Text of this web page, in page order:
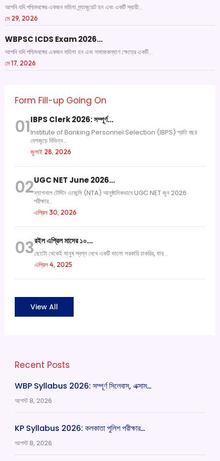
আপনি যদি পশ্চিমবঙ্গের একজন মহিলা গ্র্যাজুয়েট হন এবং একটি স্থায়ী...
মে 29, 2026
WBPSC ICDS Exam 2026…
আপনি যদি পশ্চিমবঙ্গের একজন মহিলা হন এবং সমাজকল্যাণ ক্ষেত্রে একটি...
মে 17, 2026
Form Fill-up Going On
01IBPS Clerk 2026: সম্পূর্ণ…
Institute of Banking Personnel Selection (IBPS) প্রতি বছর
দেশজুড়ে বিভিন্ন...
জুলাই 28, 2026
02UGC NET June 2026…
ন্যাশনাল টেস্টিং এজেন্সি (NTA) আনুষ্ঠানিকভাবে UGC NET জুন 2026
পরীক্ষার...
এপ্রিল 30, 2026
03রইল এপ্রিল মাসের ১০…
ছোটো থেকেই মানুষ স্বপ্ন দেখে একটি ভালো সরকারি চাকরির, যার...
এপ্রিল 4, 2025
View All
Recent Posts
WBP Syllabus 2026: সম্পূর্ণ সিলেবাস, এক্সাম…
আগস্ট 8, 2026
KP Syllabus 2026: কলকাতা পুলিশ পরীক্ষার…
আগস্ট 8, 2026